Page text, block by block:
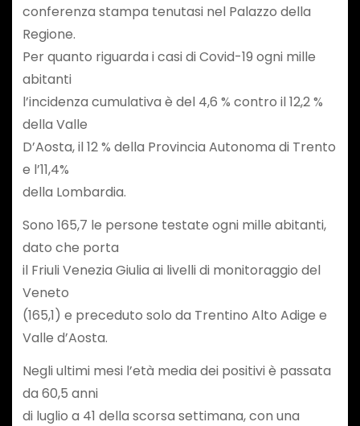
conferenza stampa tenutasi nel Palazzo della
Regione.
Per quanto riguarda i casi di Covid-19 ogni mille
abitanti
l’incidenza cumulativa è del 4,6 % contro il 12,2 %
della Valle
D’Aosta, il 12 % della Provincia Autonoma di Trento
e l’11,4%
della Lombardia.
Sono 165,7 le persone testate ogni mille abitanti,
dato che porta
il Friuli Venezia Giulia ai livelli di monitoraggio del
Veneto
(165,1) e preceduto solo da Trentino Alto Adige e
Valle d’Aosta.
Negli ultimi mesi l’età media dei positivi è passata
da 60,5 anni
di luglio a 41 della scorsa settimana, con una